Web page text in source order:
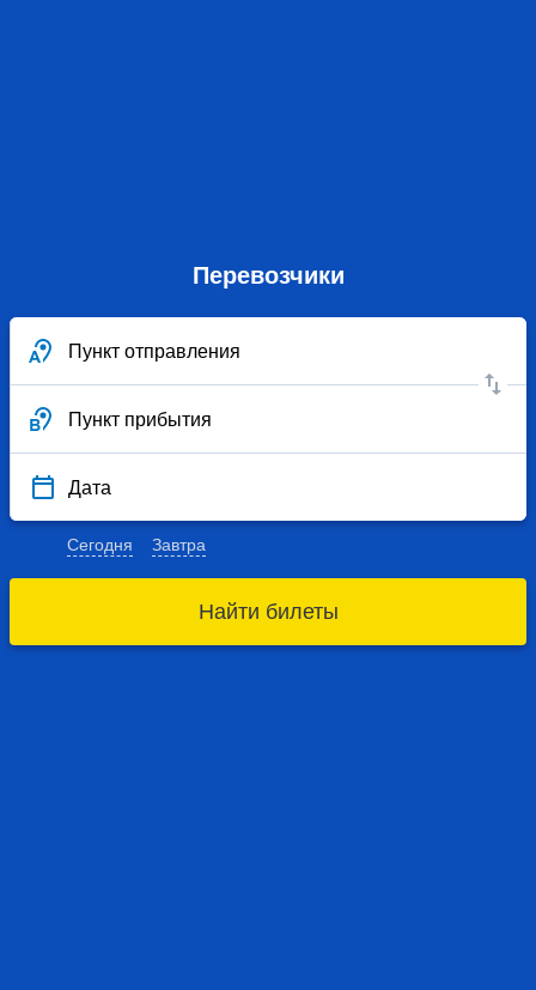
Перевозчики
Пункт отправления
Пункт прибытия
Дата
Сегодня Завтра
Найти билеты